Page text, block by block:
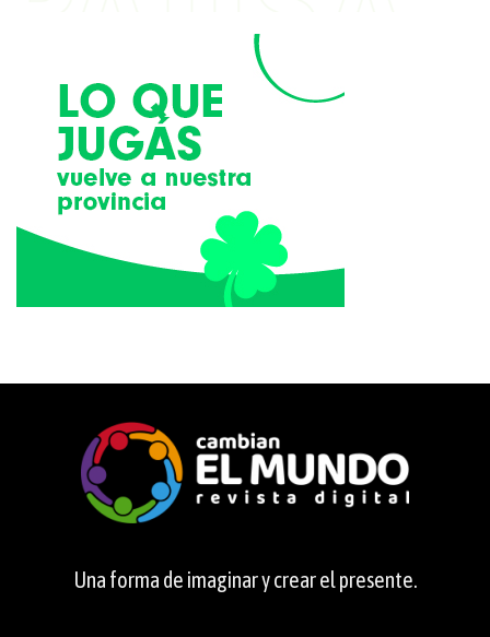
Una forma de imaginar y crear el presente.